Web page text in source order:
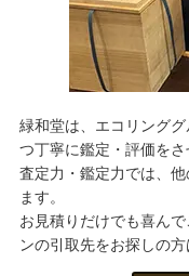
緑和堂は、エコリング
つ丁寧に鑑定・評価をさ
査定力・鑑定力では、
ます。
お見積りだけでも喜ん
ンの引取先をお探しの